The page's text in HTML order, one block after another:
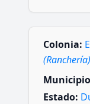
Colonia:
(Ranchería)
Estado: